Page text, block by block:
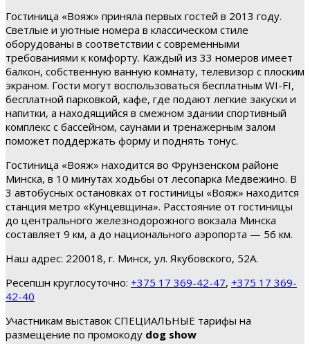
Гостиница «Вояж» приняла первых гостей в 2013 году.
Светлые и уютные номера в классическом стиле
оборудованы в соответствии с современными
требованиями к комфорту. Каждый из 33 номеров имеет
балкон, собственную ванную комнату, телевизор с плоским
экраном. Гости могут воспользоваться бесплатным WI-FI,
бесплатной парковкой, кафе, где подают легкие закуски и
напитки, а находящийся в смежном здании спортивный
комплекс с бассейном, саунами и тренажерным залом
поможет поддержать форму и поднять тонус.
Гостиница «Вояж» находится во Фрунзенском районе
Минска, в 10 минутах ходьбы от лесопарка Медвежино. В
3 автобусных остановках от гостиницы «Вояж» находится
станция метро «Кунцевщина». Расстояние от гостиницы
до центрального железнодорожного вокзала Минска
составляет 9 км, а до национального аэропорта — 56 км.
Наш адрес: 220018, г. Минск, ул. Якубовского, 52А.
Ресепшн круглосуточно: +375 17 369-42-47, +375 17 369-
42-40
Участникам выставок СПЕЦИАЛЬНЫЕ тарифы на
размещение по промокоду dog show